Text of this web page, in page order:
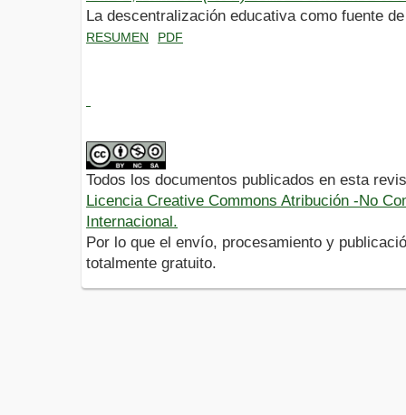
La descentralización educativa como fuente
RESUMEN PDF
Todos los documentos publicados en esta
Licencia Creative Commons Atribución -No
Internacional.
Por lo que el envío, procesamiento y
totalmente gratuito.